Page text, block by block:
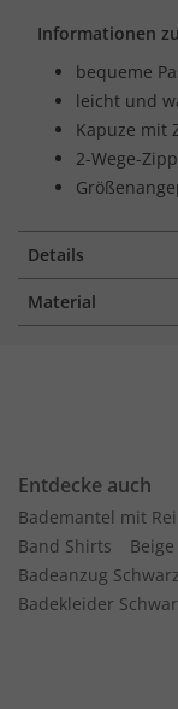
Informationen
bequeme
leicht und
Kapuze mit
2-Wege-
Details
Material
Entdecke auch
Bademantel mit
Band Shirts
Badeanzug Schwarz
Badekleider